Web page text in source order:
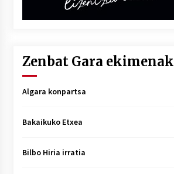
Zenbat Gara ekimenak
Algara konpartsa
Bakaikuko Etxea
Bilbo Hiria irratia